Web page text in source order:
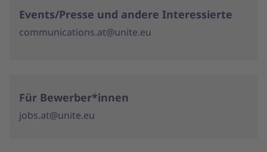
Events/Presse und andere Interessierte
communications.at@unite.eu
Für Bewerber*innen
jobs.at@unite.eu